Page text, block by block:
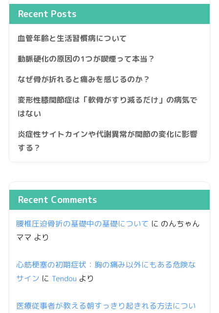
Recent Posts
血管年齢と生活習慣病について
動脈硬化の原因の1つが喫煙って本当？
なぜ骨が折れると痛みを感じるのか？
変形性膝関節症は「軟骨がすり減るだけ」の病気で
はない
炎症性サイトカインや代謝異常が関節の変化に影響
する？
Recent Comments
腰椎圧迫骨折の基礎中の基礎について に のんちゃん
ママ より
心筋梗塞の初期症状：胸の痛み以外にもある危険な
サイン に Tendou より
医療従事者が教える朝すっきり起きれる方法につい